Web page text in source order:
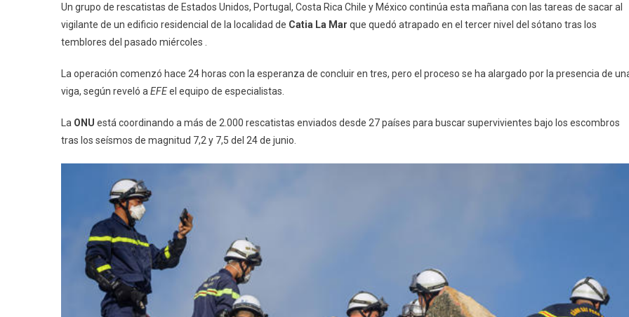
Un grupo de rescatistas de Estados Unidos, Portugal, Costa Rica Chile y México continúa esta mañana con las tareas de sacar al
vigilante de un edificio residencial de la localidad de Catia La Mar que quedó atrapado en el tercer nivel del sótano tras los
temblores del pasado miércoles .
La operación comenzó hace 24 horas con la esperanza de concluir en tres, pero el proceso se ha alargado por la presencia de
viga, según reveló a EFEel equipo de especialistas.
La ONU está coordinando a más de 2.000 rescatistas enviados desde 27 países para buscar supervivientes bajo los escombros
tras los seísmos de magnitud 7,2 y 7,5 del 24 de junio.